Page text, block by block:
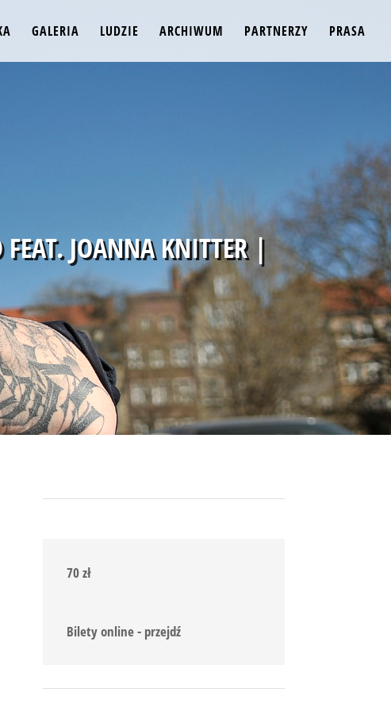
GALERIA LUDZIE ARCHIWUM PARTNERZY PRASA
JOANNA KNITTER |
70 zł
Bilety online - przejdź